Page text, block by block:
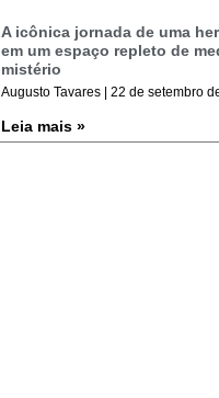
A icônica jornada de uma
em um espaço repleto de
mistério
Augusto Tavares 22 de setembro
Leia mais »